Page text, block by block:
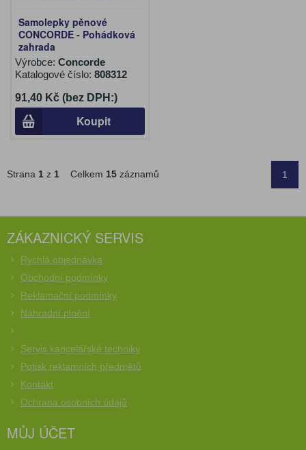
Samolepky pěnové
CONCORDE - Pohádková
zahrada
Výrobce: Concorde
Katalogové číslo: 808312
91,40 Kč (bez DPH:)
Koupit
Strana 1 z 1 Celkem 15 záznamů 1
ZÁKAZNICKÝ SERVIS
Rychlá objednávka
Obchodní podmínky
Reklamační podmínky
Náhradní plnění
Servis kancelářské techniky
Potisk reklamních předmětů
Kontakt
Ochrana osobních údajů
MŮJ ÚČET